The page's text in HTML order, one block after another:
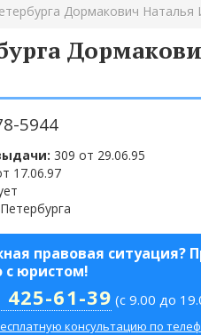
Дормакович Наталья
5944
309 от 29.06.95
17.06.97
правовая ситуация?
с юристом!
61-39 (с 9.00 до
консультацию по